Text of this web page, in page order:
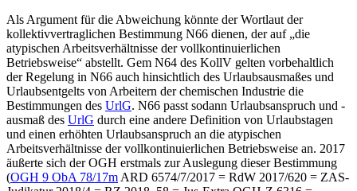
Als Argument für die Abweichung könnte der Wortlaut der
kollektivvertraglichen Bestimmung N66 dienen, der auf „die
atypischen Arbeitsverhältnisse der vollkontinuierlichen
Betriebsweise“ abstellt. Gem N64 des KollV gelten vorbehaltlich
der Regelung in N66 auch hinsichtlich des Urlaubsausmaßes und
Urlaubsentgelts von Arbeitern der chemischen Industrie die
Bestimmungen des UrlG. N66 passt sodann Urlaubsanspruch und -
ausmaß des UrlG durch eine andere Definition von Urlaubstagen
und einen erhöhten Urlaubsanspruch an die atypischen
Arbeitsverhältnisse der vollkontinuierlichen Betriebsweise an. 2017
äußerte sich der OGH erstmals zur Auslegung dieser Bestimmung
(OGH 9 ObA 78/17m ARD 6574/7/2017 = RdW 2017/620 = ZAS-